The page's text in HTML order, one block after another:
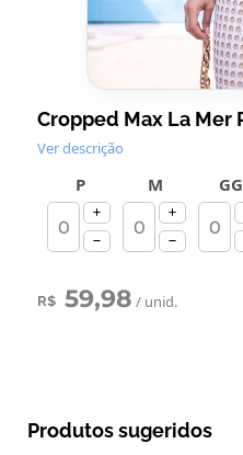
Cropped Max La Mer
Ver descrição
P M GG
R$ 59,98 / unid.
Produtos sugeridos